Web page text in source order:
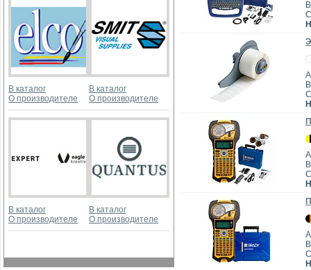
В каталог
О производителе
В каталог
О производителе
В каталог
О производителе
В каталог
О производителе